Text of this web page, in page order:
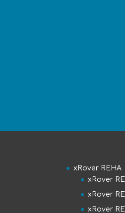
xRover REHA
xRover
xRover
xRover